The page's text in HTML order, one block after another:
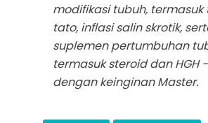
modifikasi tubuh, termasuk
tato, inflasi salin skrotik,
suplemen pertumbuhan
termasuk steroid dan HGH
dengan keinginan Master.